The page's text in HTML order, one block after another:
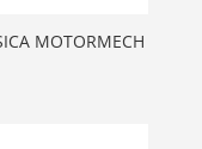
MOTORMECH